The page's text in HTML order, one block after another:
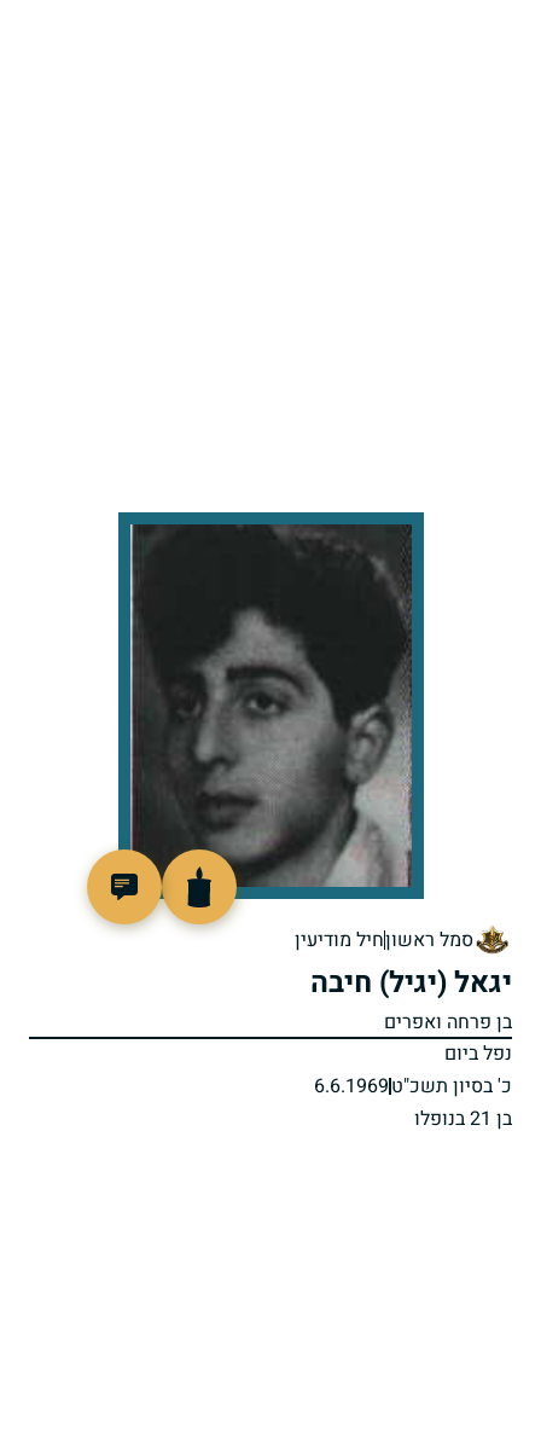
סמל ראשוןחיל מודיעין
יגאל (יגיל) חיבה
בן פרחה ואפרים
נפל ביום
כ' בסיון תשכ"ט6.6.1969
בן 21 בנופלו